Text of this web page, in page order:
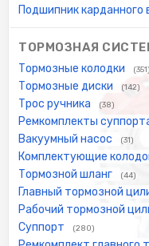
Подшипник карданного
ТОРМОЗНАЯ
Тормозные колодки (351)
Тормозные диски (142)
Трос ручника (38)
Ремкомплекты
Вакуумный насос (31)
Комплектующие
Тормозной шланг (44)
Главный тормозной
Рабочий тормозной
Суппорт (280)